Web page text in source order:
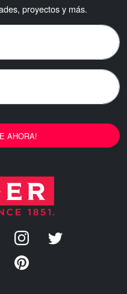
proyectos y más.
AHORA!